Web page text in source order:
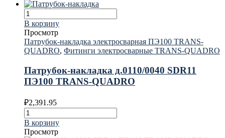
В корзину
Просмотр
Патрубок-накладка электросварная ПЭ100 TRANS-
QUADRO, Фитинги электросварные TRANS-QUADRO
Патрубок-накладка д.0110/0040 SDR11
ПЭ100 TRANS-QUADRO
₽2,391.95
В корзину
Просмотр